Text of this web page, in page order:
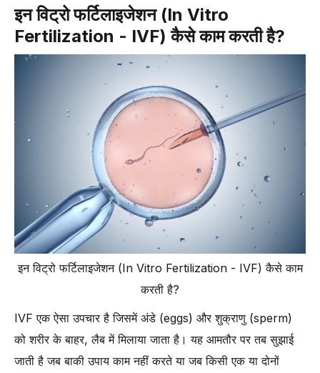
7. एम्ब्रियो चयन और जेनेटिक टेस्टिंग (Embryo Selection and
Genetic Testing)
-8. एम्ब्रियो ट्रांसफर (Embryo Transfer)
9. ल्यूटल फेज़ सपोर्ट (Luteal Phase Support) और पोस्ट-ट्रांसफर केयर
10. टू-वीक वेट (Two-Week Wait) और प्रेगनेंसी टेस्टिंग (Pregnancy
ICSI (Intracytoplasmic Sperm Injection): IVF तकनीक की एक नज़दीकी
झलक
ICSI कब सुझाई जाती है?
ICSI कैसे काम करती है?
ICSI के फायदे
IVF की लागत (IVF Costs) को समझना: क्या उम्मीद करें और कैसे बजट बनाएं
IVF की लागत आम तौर पर किन चीज़ों को कवर करती है:
अतिरिक्त खर्च (Extra Costs) में शामिल हो सकते हैं:
IVF की तैयारी: शरीर और मन को तैयार करना क्यों ज़रूरी है
IVF ट्रीटमेंट की तैयारी के लिए शरीर और मन को तैयार करने के कदम
-1. शारीरिक स्वास्थ्य पर ध्यान दें (Focus on Physical Health):
इन विट्रो फर्टिलाइजेशन (In Vitro
Fertilization - IVF) कैसे काम करती है?
इन विट्रो फर्टिलाइजेशन (In Vitro Fertilization - IVF) कैसे काम
करती है?
IVF एक ऐसा उपचार है जिसमें अंडे (eggs) और शुक्राणु (sperm)
को शरीर के बाहर, लैब में मिलाया जाता है। यह आमतौर पर तब सुझाई
जाती है जब बाकी उपाय काम नहीं करते या जब किसी एक या दोनों